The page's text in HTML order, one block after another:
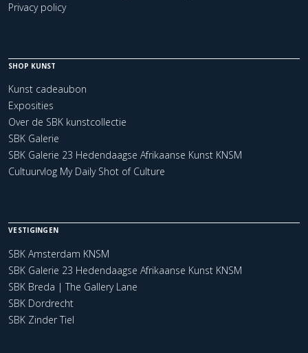
Privacy policy
SHOP KUNST
Kunst cadeaubon
Exposities
Over de SBK kunstcollectie
SBK Galerie
SBK Galerie 23 Hedendaagse Afrikaanse Kunst KNSM
Cultuurvlog My Daily Shot of Culture
VESTIGINGEN
SBK Amsterdam KNSM
SBK Galerie 23 Hedendaagse Afrikaanse Kunst KNSM
SBK Breda | The Gallery Lane
SBK Dordrecht
SBK Zinder Tiel